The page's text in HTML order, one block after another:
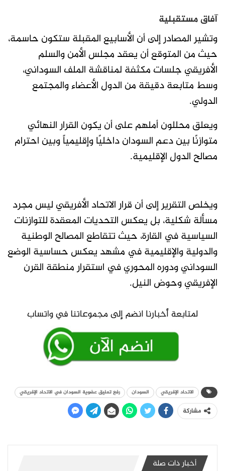
آفاق مستقبلية
وتشير المصادر إلى أن الأسابيع المقبلة ستكون حاسمة،
حيث من المتوقع أن يعقد مجلس الأمن والسلم
الأفريقي جلسات مكثفة لمناقشة الملف السوداني،
وسط متابعة دقيقة من الدول الأعضاء والمجتمع
الدولي.
ويعلق محللون أملهم على أن يكون القرار النهائي
متوازنًا بين دعم السودان داخليًا وإقليمياً وبين احترام
مصالح الدول الإقليمية.
ويخلص التقرير إلى أن قرار الاتحاد الأفريقي ليس مجرد
مسألة شكلية، بل يعكس التحديات المعقدة للتوازنات
السياسية في القارة، حيث تتقاطع المصالح الوطنية
والدولية والإقليمية في مشهد يعكس حساسية الوضع
السوداني ودوره المحوري في استقرار منطقة القرن
الإفريقي وحوض النيل.
الاتحاد الإفريقي السودان رفع تعليق عضوية السودان في الاتحاد الإفريقي
مشاركة
أخبار ذات صلة